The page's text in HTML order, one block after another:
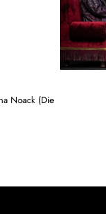
Noack (Die